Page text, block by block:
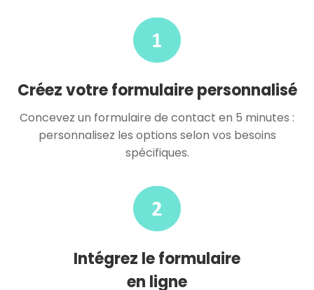
Créez votre formulaire personnalisé
Concevez un formulaire de contact en 5 minutes :
personnalisez les options selon vos besoins
spécifiques.
Intégrez le formulaire
en ligne